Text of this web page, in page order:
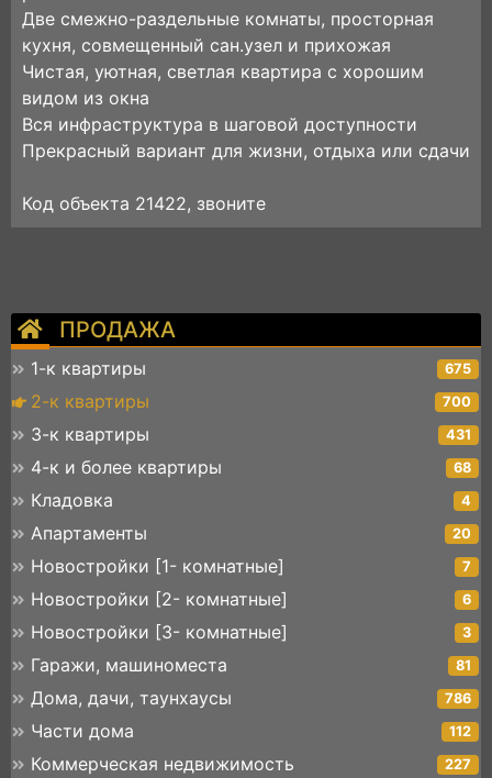
ПРОДАЖА
1-к квартиры 675
2-к квартиры 700
3-к квартиры 431
4-к и более квартиры 68
Кладовка 4
Апартаменты 20
Новостройки [1- комнатные] 7
Новостройки [2- комнатные] 6
Новостройки [3- комнатные] 3
Гаражи, машиноместа 81
Дома, дачи, таунхаусы 786
Части дома 112
Коммерческая недвижимость 227
Две смежно-раздельные комнаты, просторная
кухня, совмещенный сан.узел и прихожая
Чистая, уютная, светлая квартира с хорошим
видом из окна
Вся инфраструктура в шаговой доступности
Прекрасный вариант для жизни, отдыха или сдачи
Код объекта 21422, звоните